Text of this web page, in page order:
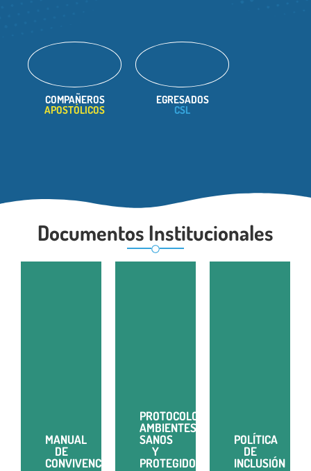
COMPAÑEROS
APOSTÓLICOS
EGRESADOS
CSL
Documentos Institucionales
POLÍTICA
DE
INCLUSIÓN
PROTOCOLO
AMBIENTES
SANOS
Y
PROTEGIDOS
MANUAL
DE
CONVIVENCIA